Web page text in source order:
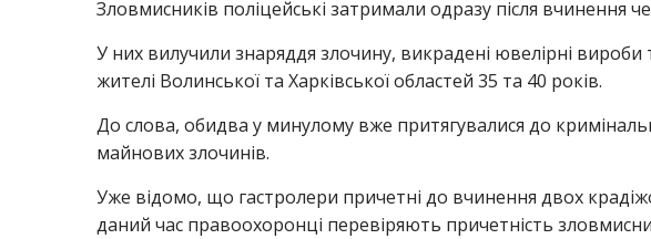
Зловмисників поліцейські затримали одразу після вчинення
У них вилучили знаряддя злочину, викрадені ювелірні
жителі Волинської та Харківської областей 35 та 40 років.
До слова, обидва у минулому вже притягувалися до
майнових злочинів.
Уже відомо, що гастролери причетні до вчинення двох
даний час правоохоронці перевіряють причетність